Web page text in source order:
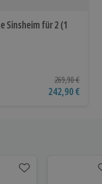
Sinsheim für 2 (1
111 Bewertungen
Ursprünglicher
269,90 €
Aktueller Preis
242,90 €